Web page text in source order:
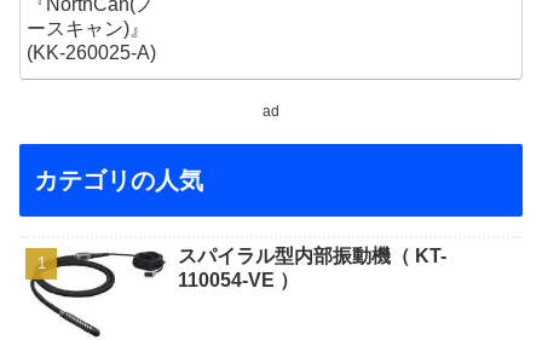
ad
カテゴリの人気
スパイラル型内部振動機（ KT-
110054-VE ）